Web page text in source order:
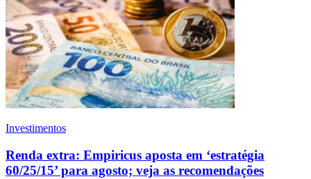
Investimentos
Renda extra: Empiricus aposta em ‘estratégia
60/25/15’ para agosto; veja as recomendações